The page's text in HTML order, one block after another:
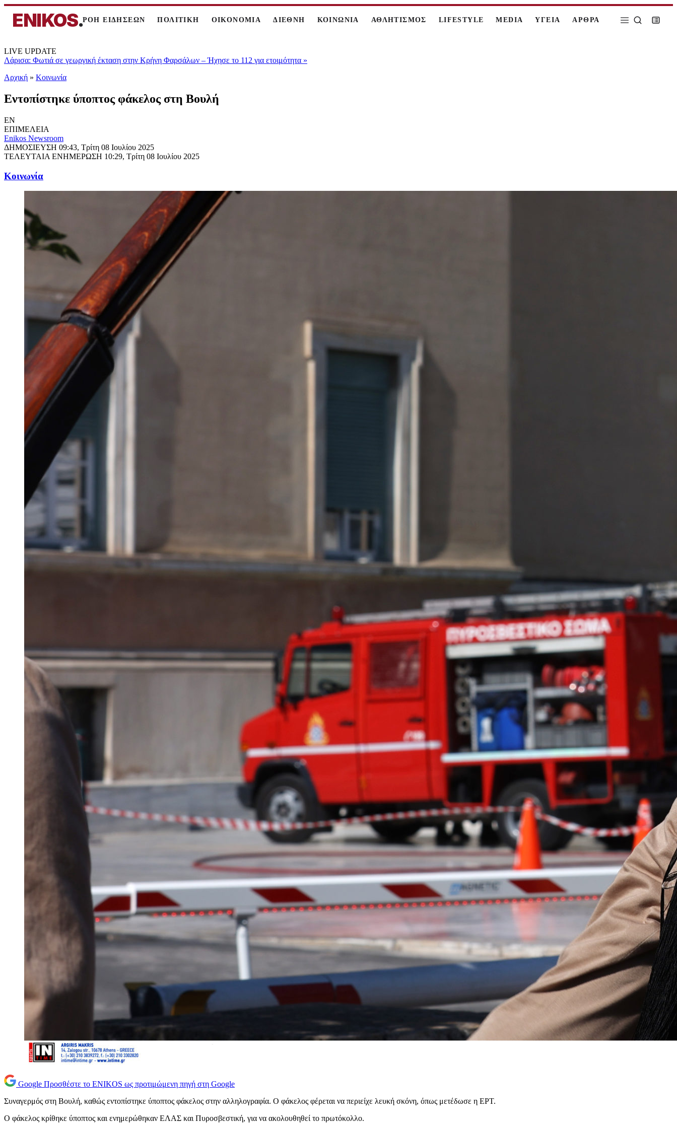
ENIKOS.ΡΟΗ ΕΙΔΗΣΕΩΝ ΠΟΛΙΤΙΚΗ ΟΙΚΟΝΟΜΙΑ ΔΙΕΘΝΗ ΚΟΙΝΩΝΙΑ ΑΘΛΗΤΙΣΜΟΣ LIFESTYLE MEDIA ΥΓΕΙΑ ΑΡΘΡΑ
LIVE UPDATE
Λάρισα: Φωτιά σε γεωργική έκταση στην Κρήνη Φαρσάλων – Ήχησε το 112 για ετοιμότητα »
Αρχική » Κοινωνία
Εντοπίστηκε ύποπτος φάκελος στη Βουλή
EN
ΕΠΙΜΕΛΕΙΑ
Enikos Newsroom
ΔΗΜΟΣΙΕΥΣΗ 09:43, Τρίτη 08 Ιουλίου 2025
ΤΕΛΕΥΤΑΙΑ ΕΝΗΜΕΡΩΣΗ 10:29, Τρίτη 08 Ιουλίου 2025
Κοινωνία
Google Προσθέστε το ENIKOS ως προτιμώμενη πηγή στη Google
Συναγερμός στη Βουλή, καθώς εντοπίστηκε ύποπτος φάκελος στην αλληλογραφία. Ο φάκελος φέρεται να περιείχε λευκή σκόνη, όπως μετέδωσε η ΕΡΤ.
Ο φάκελος κρίθηκε ύποπτος και ενημερώθηκαν ΕΛΑΣ και Πυροσβεστική, για να ακολουθηθεί το πρωτόκολλο.